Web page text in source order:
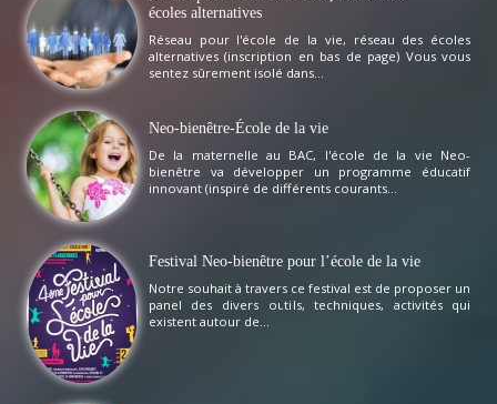
écoles alternatives
Réseau pour l'école de la vie, réseau des écoles
alternatives (inscription en bas de page) Vous vous
sentez sûrement isolé dans...
Neo-bienêtre-École de la vie
De la maternelle au BAC, l'école de la vie Neo-
bienêtre va développer un programme éducatif
innovant (inspiré de différents courants...
Festival Neo-bienêtre pour l’école de la vie
Notre souhait à travers ce festival est de proposer un
panel des divers outils, techniques, activités qui
existent autour de...